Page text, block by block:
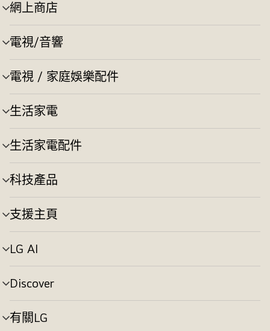
網上商店
選
單
切
換
電視/音響
選
單
切
換
電視 / 家庭娛樂配件
選
單
切
換
生活家電
選
單
切
換
生活家電配件
選
單
切
換
科技產品
選
單
切
換
支援主頁
選
單
切
換
LG AI
選
單
切
換
Discover
選
單
切
換
有關LG
選